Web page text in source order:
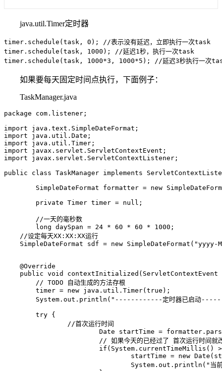
java.util.Timer定时器
timer.schedule(task, 0); //表示没有延迟，立即执行一次task
timer.schedule(task, 1000); //延迟1秒，执行一次task
timer.schedule(task, 1000*3, 1000*5); //延迟3秒执行一次task
如果要每天固定时间点执行，下面例子：
TaskManager.java
package com.listener;
import java.text.SimpleDateFormat;
import java.util.Date;
import java.util.Timer;
import javax.servlet.ServletContextEvent;
import javax.servlet.ServletContextListener;
public class TaskManager implements
    //设定每天XX:XX:XX运行
SimpleDateFormat sdf = new SimpleDateFormat("yyyy-
    @Override
public void contextInitialized(ServletContextEvent
        // TODO 自动生成的方法存根
        timer = new java.util.Timer(true);
System.out.println("------------定时器已启动
        try {